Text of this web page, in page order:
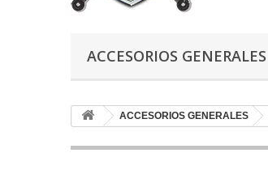
ACCESORIOS GENERALES
ACCESORIOS GENERALES